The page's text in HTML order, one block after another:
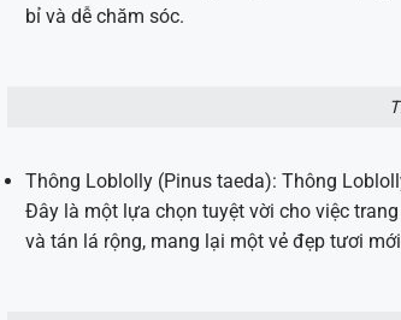
bỉ và dễ chăm sóc.
Thông Loblolly (Pinus taeda): Thông
Đây là một lựa chọn tuyệt vời cho việc
và tán lá rộng, mang lại một vẻ đẹp tươi